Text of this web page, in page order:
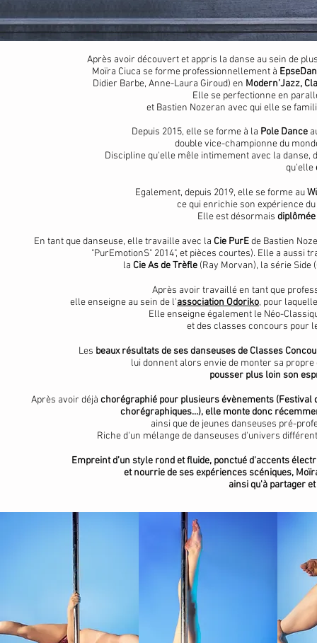
Après avoir découvert et appris la danse au sein de
Moïra Ciuca se forme professionnellement à
Didier Barbe, Anne-Laura Giroud) en Modern’Jazz,
Elle se perfectionne en
et Bastien Nozeran avec qui elle se
Depuis 2015, elle se forme à la Pole Dance
double vice-championne du
Discipline qu'elle mêle intimement avec la danse,
qu'elle
Egalement, depuis 2019, elle se forme au
ce qui enrichie son expérience
Elle est désormais
En tant que danseuse, elle travaille avec la Cie PurEde Bastien
"PurEmotionS" 2014", et pièces courtes). Elle a aussi
la Cie As de Trèfle(Ray Morvan), la série Side
Après avoir travaillé en tant que
elle enseigne au sein de l'association Odoriko, pour
Elle enseigne également le Néo-
et des classes concours pour
Les beaux résultats de ses danseuses de Classes
lui donnent alors envie de monter sa
pousser plus loin son
Après avoir déjà chorégraphié pour plusieurs évènements (Festival
chorégraphiques…), elle monte donc
ainsi que de jeunes danseuses pré-
Riche d'un mélange de danseuses d'univers
Empreint d’un style rond et fluide, ponctué d'accents
et nourrie de ses expériences scéniques,
ainsi qu'à partager